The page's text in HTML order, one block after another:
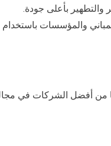
والتطهير بأعلى جودة.
والمؤسسات
من أفضل الشركات في مجال